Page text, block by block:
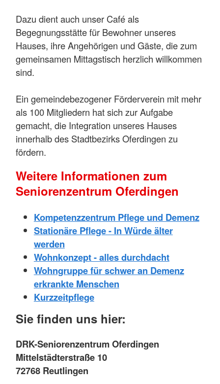
Dazu dient auch unser Café als
Begegnungsstätte für Bewohner unseres
Hauses, ihre Angehörigen und Gäste, die zum
gemeinsamen Mittagstisch herzlich willkommen
sind.
Ein gemeindebezogener Förderverein mit mehr
als 100 Mitgliedern hat sich zur Aufgabe
gemacht, die Integration unseres Hauses
innerhalb des Stadtbezirks Oferdingen zu
fördern.
Weitere Informationen zum
Seniorenzentrum Oferdingen
Kompetenzzentrum Pflege und Demenz
Stationäre Pflege - In Würde älter
werden
Wohnkonzept - alles durchdacht
Wohngruppe für schwer an Demenz
erkrankte Menschen
Kurzzeitpflege
Sie finden uns hier:
DRK-Seniorenzentrum Oferdingen
Mittelstädterstraße 10
72768 Reutlingen